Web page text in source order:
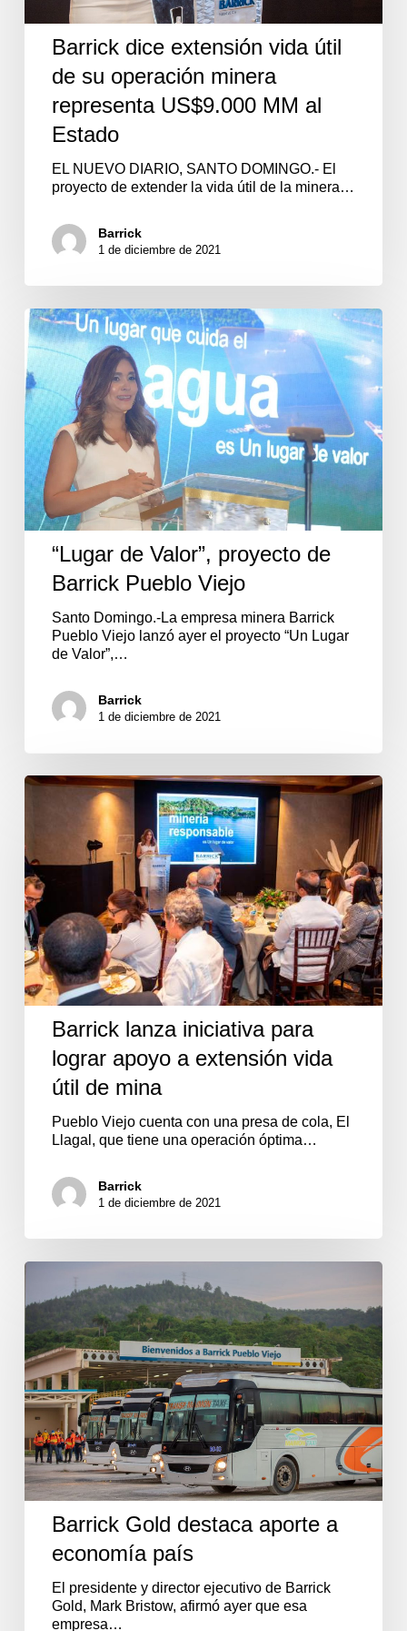
Barrick dice extensión vida útil
de su operación minera
representa US$9.000 MM al
Estado
EL NUEVO DIARIO, SANTO DOMINGO.- El
proyecto de extender la vida útil de la minera…
Barrick
1 de diciembre de 2021
“Lugar
de
Valor”,
proyecto
de
Barrick
Pueblo
Viejo
“Lugar de Valor”, proyecto de
Barrick Pueblo Viejo
Santo Domingo.-La empresa minera Barrick
Pueblo Viejo lanzó ayer el proyecto “Un Lugar
de Valor”,…
Barrick
1 de diciembre de 2021
Barrick
lograr
apoyo
a
extensión
vida
útil
de
mina
Barrick lanza iniciativa para
lograr apoyo a extensión vida
útil de mina
Pueblo Viejo cuenta con una presa de cola, El
Llagal, que tiene una operación óptima…
Barrick
1 de diciembre de 2021
Barrick
destaca
aporte
a
economía
país
Barrick Gold destaca aporte a
economía país
El presidente y director ejecutivo de Barrick
Gold, Mark Bristow, afirmó ayer que esa
empresa…